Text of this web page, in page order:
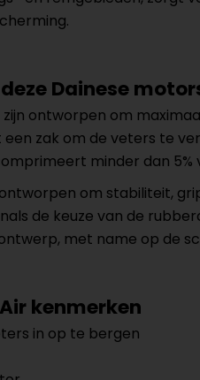
Dainese
ontworpen om
zak om de veters te
minder dan
om stabiliteit,
de keuze van de
met name op de
kenmerken
in op te bergen